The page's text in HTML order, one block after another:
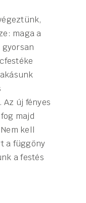
maga a
új fényes
majd
kell
a függöny
a festés